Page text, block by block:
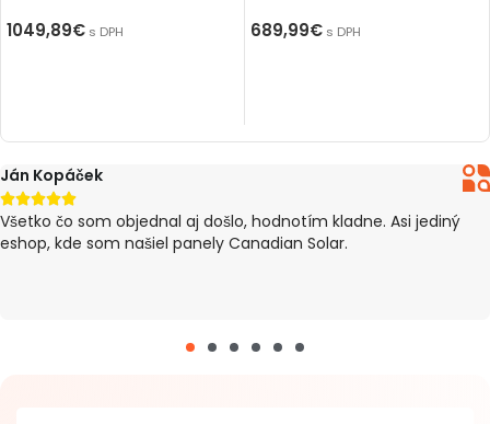
1049,89€ s DPH 689,99€ s DPH
Kopáček

čo som objednal aj došlo, hodnotím kladne. Asi jediný
kde som našiel panely Canadian Solar.